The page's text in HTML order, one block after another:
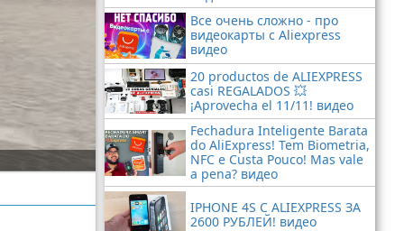
Все очень сложно - про
видеокарты с Aliexpress
видео
20 productos de ALIEXPRESS
casi REGALADOS 💥
¡Aprovecha el 11/11! видео
Fechadura Inteligente Barata
do AliExpress! Tem Biometria,
NFC e Custa Pouco! Mas vale
a pena? видео
IPHONE 4S С ALIEXPRESS ЗА
2600 РУБЛЕЙ! видео